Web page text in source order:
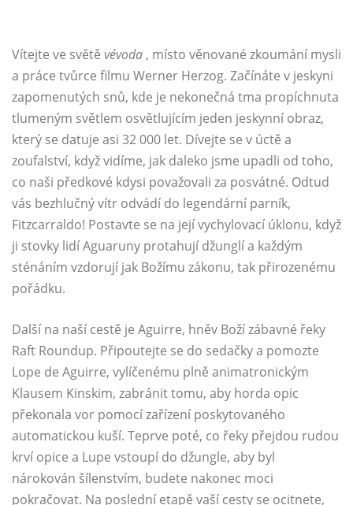
Vítejte ve světě vévoda , místo věnované zkoumání mysli
a práce tvůrce filmu Werner Herzog. Začínáte v jeskyni
zapomenutých snů, kde je nekonečná tma propíchnuta
tlumeným světlem osvětlujícím jeden jeskynní obraz,
který se datuje asi 32 000 let. Dívejte se v úctě a
zoufalství, když vidíme, jak daleko jsme upadli od toho,
co naši předkové kdysi považovali za posvátné. Odtud
vás bezhlučný vítr odvádí do legendární parník,
Fitzcarraldo! Postavte se na její vychylovací úklonu, když
ji stovky lidí Aguaruny protahují džunglí a každým
sténáním vzdorují jak Božímu zákonu, tak přirozenému
pořádku.
Další na naší cestě je Aguirre, hněv Boží zábavné řeky
Raft Roundup. Připoutejte se do sedačky a pomozte
Lope de Aguirre, vylíčenému plně animatronickým
Klausem Kinskim, zabránit tomu, aby horda opic
překonala vor pomocí zařízení poskytovaného
automatickou kuší. Teprve poté, co řeky přejdou rudou
krví opice a Lupe vstoupí do džungle, aby byl
nárokován šílenstvím, budete nakonec moci
pokračovat. Na poslední etapě vaší cesty se ocitnete,